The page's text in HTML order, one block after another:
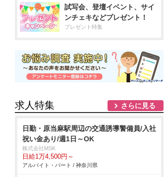
試写会、登壇イベント、サイ
ンチェキなどプレゼント！
プレゼント特集
求人特集 さらに見る
日勤・原当麻駅周辺の交通誘導警備員/入社
祝い金あり/週1日～OK
株式会社MSK
日給1万4,500円～
アルバイト・パート / 神奈川県